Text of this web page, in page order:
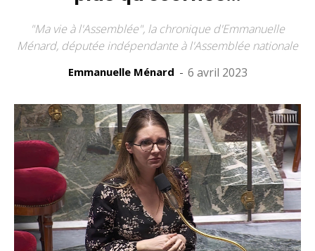
"Ma vie à l'Assemblée", la chronique d'Emmanuelle
Ménard, députée indépendante à l'Assemblée nationale
Emmanuelle Ménard - 6 avril 2023